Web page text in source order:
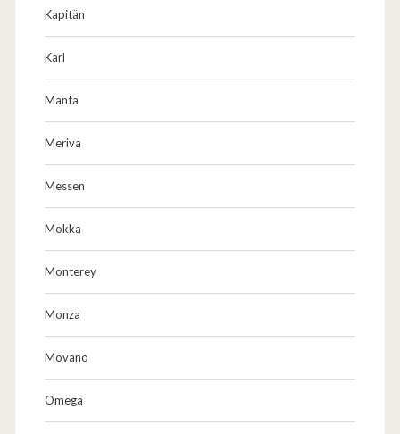
Kapitän
Karl
Manta
Meriva
Messen
Mokka
Monterey
Monza
Movano
Omega